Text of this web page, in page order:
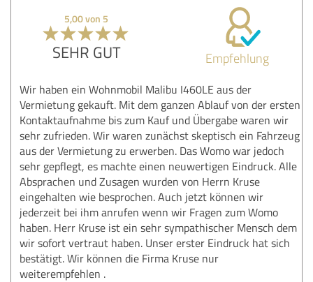
5,00 von 5
SEHR GUT Empfehlung
Wir haben ein Wohnmobil Malibu I460LE aus der
Vermietung gekauft. Mit dem ganzen Ablauf von der ersten
Kontaktaufnahme bis zum Kauf und Übergabe waren wir
sehr zufrieden. Wir waren zunächst skeptisch ein Fahrzeug
aus der Vermietung zu erwerben. Das Womo war jedoch
sehr gepflegt, es machte einen neuwertigen Eindruck. Alle
Absprachen und Zusagen wurden von Herrn Kruse
eingehalten wie besprochen. Auch jetzt können wir
jederzeit bei ihm anrufen wenn wir Fragen zum Womo
haben. Herr Kruse ist ein sehr sympathischer Mensch dem
wir sofort vertraut haben. Unser erster Eindruck hat sich
bestätigt. Wir können die Firma Kruse nur
weiterempfehlen .